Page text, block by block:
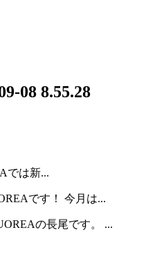
08 8.55.28
では新...
です！ 今月は...
の長尾です。 ...